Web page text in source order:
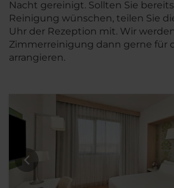
Nacht gereinigt. Sollten Sie
Reinigung wünschen, teilen Sie
Uhr der Rezeption mit. Wir
Zimmerreinigung dann gerne für
arrangieren.